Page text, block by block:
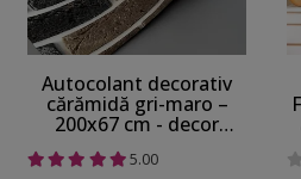
Autocolant decorativ
cărămidă gri-maro –
200x67 cm - decor
rezistent la căldură și
5.00